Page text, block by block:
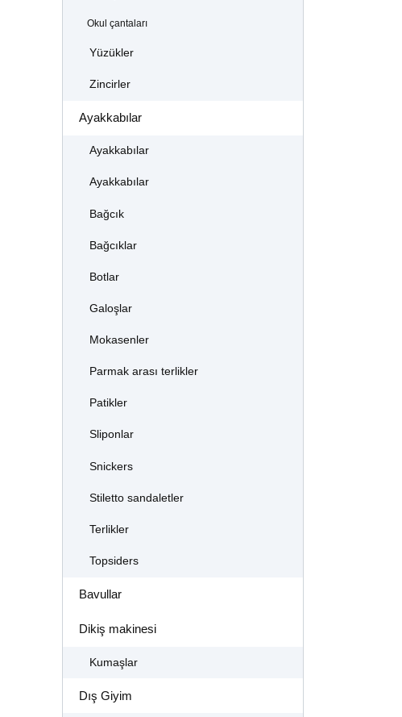
Okul çantaları
Yüzükler
Zincirler
Ayakkabılar
Ayakkabılar
Ayakkabılar
Bağcık
Bağcıklar
Botlar
Galoşlar
Mokasenler
Parmak arası terlikler
Patikler
Sliponlar
Snickers
Stiletto sandaletler
Terlikler
Topsiders
Bavullar
Dikiş makinesi
Kumaşlar
Dış Giyim